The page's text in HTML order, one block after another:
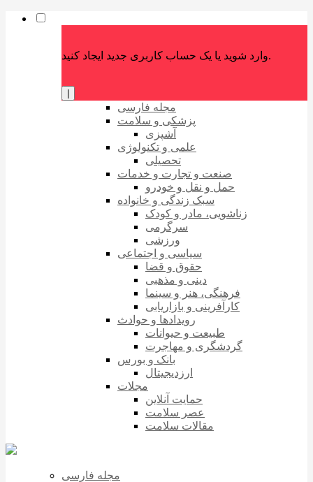
وارد شوید یا یک حساب کاربری جدید ایجاد کنید.
مجله فارسی
پزشکی و سلامت
آشپزی
علمی و تکنولوژی
تحصیلی
صنعت و تجارت و خدمات
حمل و نقل و خودرو
سبک زندگی و خانواده
زناشویی، مادر و کودک
سرگرمی
ورزشی
سیاسی و اجتماعی
حقوق و قضا
دینی و مذهبی
فرهنگی، هنر و سینما
کارآفرینی و بازاریابی
رویدادها و حوادث
طبیعت و حیوانات
گردشگری و مهاجرت
بانک و بورس
ارزدیجیتال
مجلات
حمایت آنلاین
عصر سلامت
مقالات سلامت
مجله فارسی